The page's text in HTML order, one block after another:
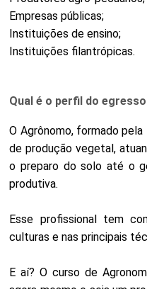
Empresas públicas;
Instituições de ensino;
Instituições filantrópicas.
Qual é o perfil do
O Agrônomo, formado pela
de produção vegetal,
o preparo do solo até o
produtiva.
Esse profissional tem
culturas e nas principais
E aí? O curso de